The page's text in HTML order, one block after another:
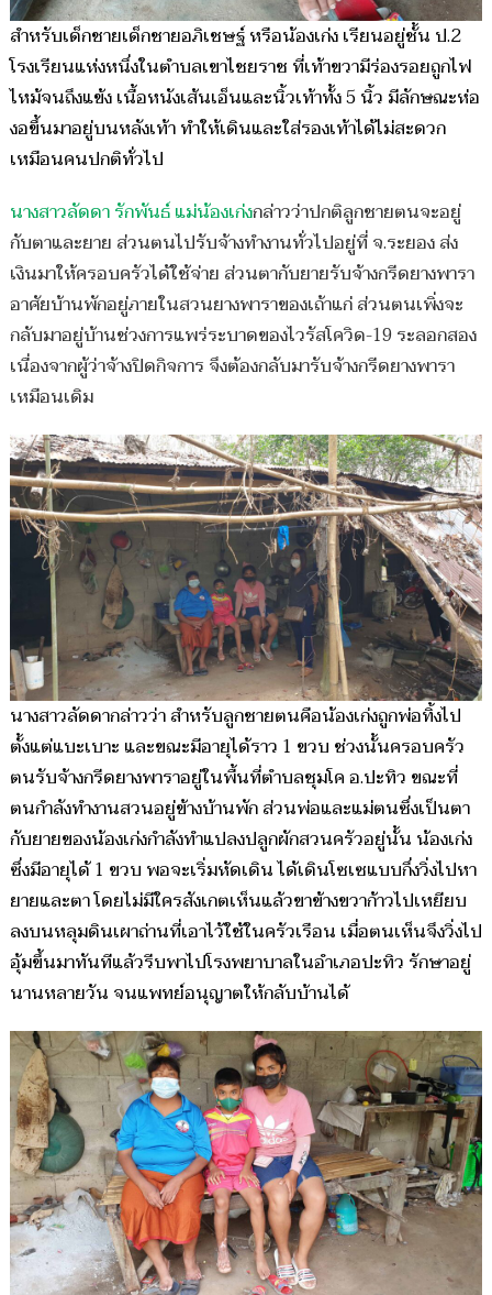
สำหรับเด็กชายเด็กชายอภิเชษฐ์ หรือน้องเก่ง เรียนอยู่ชั้น ป.2
โรงเรียนแห่งหนึ่งในตำบลเขาไชยราช ที่เท้าขวามีร่องรอยถูกไฟ
ไหม้จนถึงแข้ง เนื้อหนังเส้นเอ็นและนิ้วเท้าทั้ง 5 นิ้ว มีลักษณะห่อ
งอขึ้นมาอยู่บนหลังเท้า ทำให้เดินและใส่รองเท้าได้ไม่สะดวก
เหมือนคนปกติทั่วไป
นางสาวลัดดา รักพันธ์ แม่น้องเก่งกล่าวว่าปกติลูกชายตนจะอยู่
กับตาและยาย ส่วนตนไปรับจ้างทำงานทั่วไปอยู่ที่ จ.ระยอง ส่ง
เงินมาให้ครอบครัวได้ใช้จ่าย ส่วนตากับยายรับจ้างกรีดยางพารา
อาศัยบ้านพักอยู่ภายในสวนยางพาราของเถ้าแก่ ส่วนตนเพิ่งจะ
กลับมาอยู่บ้านช่วงการแพร่ระบาดของไวรัสโควิด-19 ระลอกสอง
เนื่องจากผู้ว่าจ้างปิดกิจการ จึงต้องกลับมารับจ้างกรีดยางพารา
เหมือนเดิม
นางสาวลัดดากล่าวว่า สำหรับลูกชายตนคือน้องเก่งถูกพ่อทิ้งไป
ตั้งแต่แบะเบาะ และขณะมีอายุได้ราว 1 ขวบ ช่วงนั้นครอบครัว
ตนรับจ้างกรีดยางพาราอยู่ในพื้นที่ตำบลชุมโค อ.ปะทิว ขณะที่
ตนกำลังทำงานสวนอยู่ข้างบ้านพัก ส่วนพ่อและแม่ตนซึ่งเป็นตา
กับยายของน้องเก่งกำลังทำแปลงปลูกผักสวนครัวอยู่นั้น น้องเก่ง
ซึ่งมีอายุได้ 1 ขวบ พอจะเริ่มหัดเดิน ได้เดินโซเซแบบกึ่งวิ่งไปหา
ยายและตา โดยไม่มีใครสังเกตเห็นแล้วขาข้างขวาก้าวไปเหยียบ
ลงบนหลุมดินเผาถ่านที่เอาไว้ใช้ในครัวเรือน เมื่อตนเห็นจึงวิ่งไป
อุ้มขึ้นมาทันทีแล้วรีบพาไปโรงพยาบาลในอำเภอปะทิว รักษาอยู่
นานหลายวัน จนแพทย์อนุญาตให้กลับบ้านได้